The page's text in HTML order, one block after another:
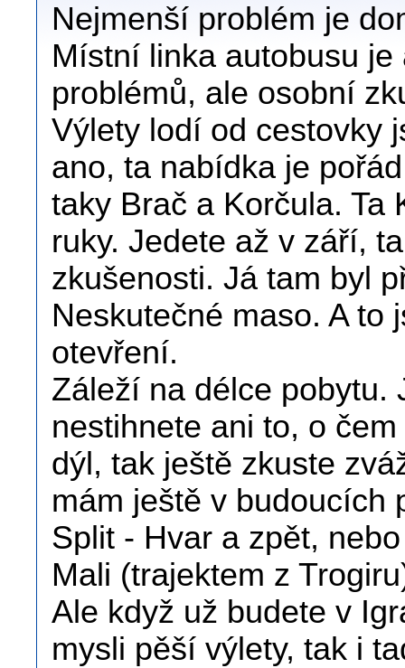
Nejmenší problém je
Místní linka autobusu
problémů, ale osobní
Výlety lodí od cestovky
ano, ta nabídka je
taky Brač a Korčula. Ta
ruky. Jedete až v září,
zkušenosti. Já tam byl
Neskutečné maso. A to
otevření.
Záleží na délce pobytu.
nestihnete ani to, o
dýl, tak ještě zkuste
mám ještě v budoucích
Split - Hvar a zpět,
Mali (trajektem z
Ale když už budete v
mysli pěší výlety, tak i